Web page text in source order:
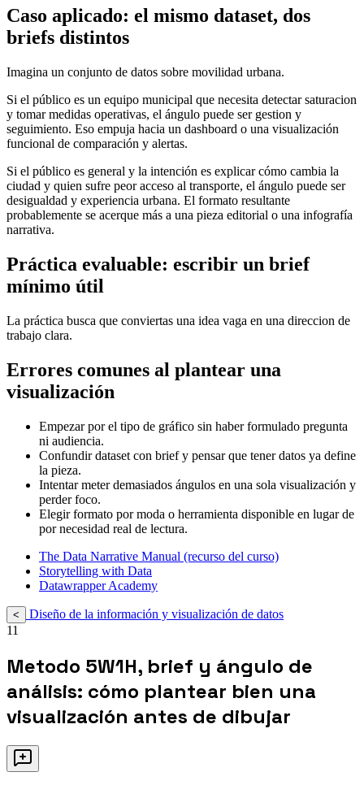
Caso aplicado: el mismo dataset, dos
briefs distintos
Imagina un conjunto de datos sobre movilidad urbana.
Si el público es un equipo municipal que necesita detectar saturacion
y tomar medidas operativas, el ángulo puede ser gestion y
seguimiento. Eso empuja hacia un dashboard o una visualización
funcional de comparación y alertas.
Si el público es general y la intención es explicar cómo cambia la
ciudad y quien sufre peor acceso al transporte, el ángulo puede ser
desigualdad y experiencia urbana. El formato resultante
probablemente se acerque más a una pieza editorial o una infografía
narrativa.
Práctica evaluable: escribir un brief
mínimo útil
La práctica busca que conviertas una idea vaga en una direccion de
trabajo clara.
Errores comunes al plantear una
visualización
Empezar por el tipo de gráfico sin haber formulado pregunta
ni audiencia.
Confundir dataset con brief y pensar que tener datos ya define
la pieza.
Intentar meter demasiados ángulos en una sola visualización y
perder foco.
Elegir formato por moda o herramienta disponible en lugar de
por necesidad real de lectura.
The Data Narrative Manual (recurso del curso)
Storytelling with Data
Datawrapper Academy
<
Diseño de la información y visualización de datos
11
Metodo 5W1H, brief y ángulo de
análisis: cómo plantear bien una
visualización antes de dibujar